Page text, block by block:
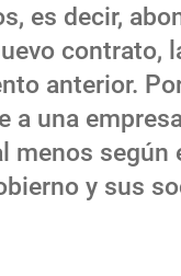
es decir,
contrato,
anterior.
a una
menos según
y sus